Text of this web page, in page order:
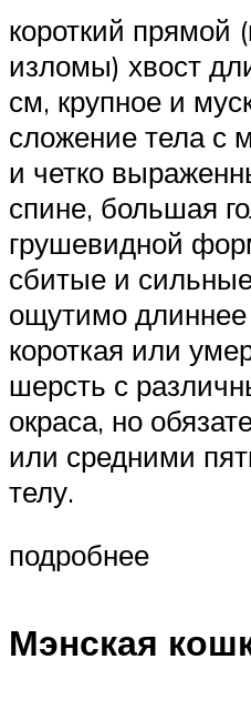
короткий прямой
изломы) хвост
см, крупное и
сложение тела с
и четко
спине, большая
грушевидной
сбитые и
ощутимо длиннее
короткая или
шерсть с
окраса, но
или средними
телу.
подробнее
Мэнская